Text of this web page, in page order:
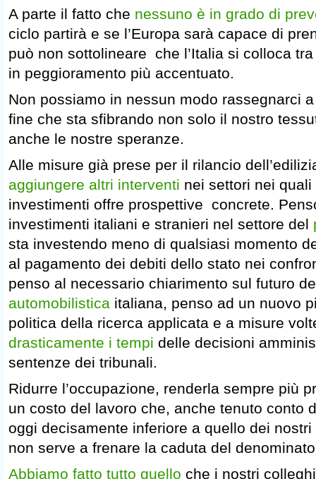
A parte il fatto che nessuno è in grado di
ciclo partirà e se l’Europa sarà capace di
può non sottolineare che l’Italia si colloca
in peggioramento più accentuato.
Non possiamo in nessun modo rassegnarci
fine che sta sfibrando non solo il nostro
anche le nostre speranze.
Alle misure già prese per il rilancio
aggiungere altri interventi nei settori nei
investimenti offre prospettive concrete.
investimenti italiani e stranieri nel settore del
sta investendo meno di qualsiasi momento
al pagamento dei debiti dello stato nei
penso al necessario chiarimento sul futuro
automobilistica italiana, penso ad un nuovo
politica della ricerca applicata e a misure
drasticamente i tempi delle decisioni
sentenze dei tribunali.
Ridurre l’occupazione, renderla sempre più
un costo del lavoro che, anche tenuto conto
oggi decisamente inferiore a quello dei
non serve a frenare la caduta del
Abbiamo fatto tutto quello che i nostri